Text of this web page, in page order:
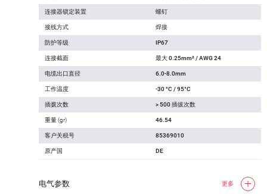
连接器锁定装置 螺钉
接线方式 焊接
防护等级 IP67
连接截面 最大 0.25mm² / AWG 24
电缆出口直径 6.0-8.0mm
工作温度 -30 °C / 95°C
插拨次数 > 500 插拔次数
重量 (gr) 46.54
客户关税号 85369010
原产国 DE
电气参数 更多